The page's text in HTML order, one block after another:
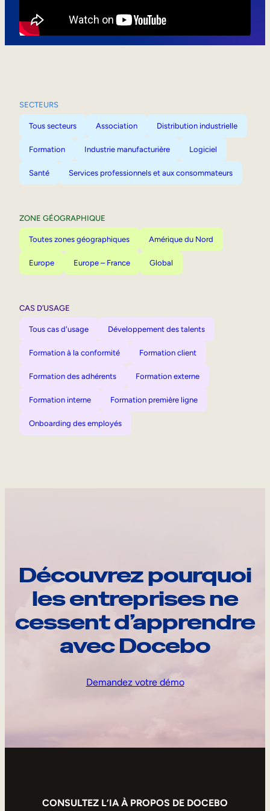
SECTEURS
Tous secteurs Association Distribution industrielle
Formation Industrie manufacturière Logiciel
Santé Services professionnels et aux consommateurs
ZONE GÉOGRAPHIQUE
Toutes zones géographiques Amérique du Nord
Europe Europe – France Global
CAS D’USAGE
Tous cas d'usage Développement des talents
Formation à la conformité Formation client
Formation des adhérents Formation externe
Formation interne Formation première ligne
Onboarding des employés
Découvrez pourquoi
les entreprises ne
cessent d’apprendre
avec Docebo
Demandez votre démo
CONSULTEZ L’IA À PROPOS DE DOCEBO